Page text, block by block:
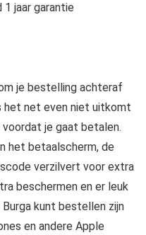
jaar garantie
je bestelling achteraf
het net even niet uitkomt
je gaat betalen.
het betaalscherm, de
verzilvert voor extra
beschermen en er leuk
kunt bestellen zijn
en andere Apple